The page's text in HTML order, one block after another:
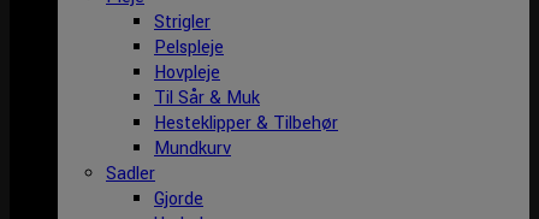
Strigler
Pelspleje
Hovpleje
Til Sår & Muk
Hesteklipper & Tilbehør
Mundkurv
Sadler
Gjorde